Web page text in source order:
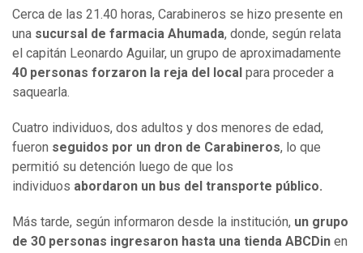
Cerca de las 21.40 horas, Carabineros se hizo presente en
una sucursal de farmacia Ahumada, donde, según relata
el capitán Leonardo Aguilar, un grupo de aproximadamente
40 personas forzaron la reja del local para proceder a
saquearla.
Cuatro individuos, dos adultos y dos menores de edad,
fueron seguidos por un dron de Carabineros, lo que
permitió su detención luego de que los
individuos abordaron un bus del transporte público.
Más tarde, según informaron desde la institución, un grupo
de 30 personas ingresaron hasta una tienda ABCDin en